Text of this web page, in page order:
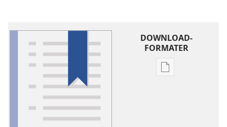
DOWNLOAD-
FORMATER
Indstillinger